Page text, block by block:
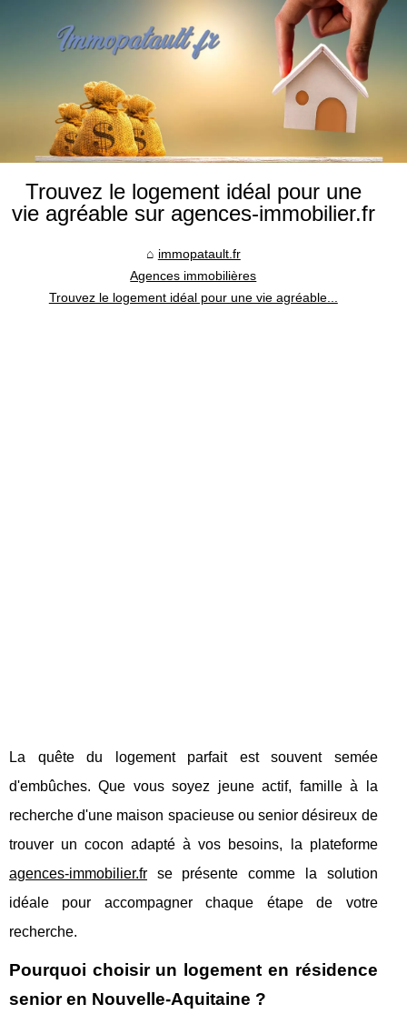
Trouvez le logement idéal pour une
vie agréable sur agences-immobilier.fr
immopatault.fr
Agences immobilières
Trouvez le logement idéal pour une vie agréable...
La quête du logement parfait est souvent semée
d'embûches. Que vous soyez jeune actif, famille à la
recherche d'une maison spacieuse ou senior désireux de
trouver un cocon adapté à vos besoins, la plateforme
agences-immobilier.fr se présente comme la solution
idéale pour accompagner chaque étape de votre
recherche.
Pourquoi choisir un logement en résidence
senior en Nouvelle-Aquitaine ?